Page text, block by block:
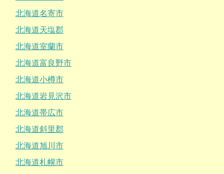
北海道名寄市
北海道天塩郡
北海道室蘭市
北海道富良野市
北海道小樽市
北海道岩見沢市
北海道帯広市
北海道斜里郡
北海道旭川市
北海道札幌市